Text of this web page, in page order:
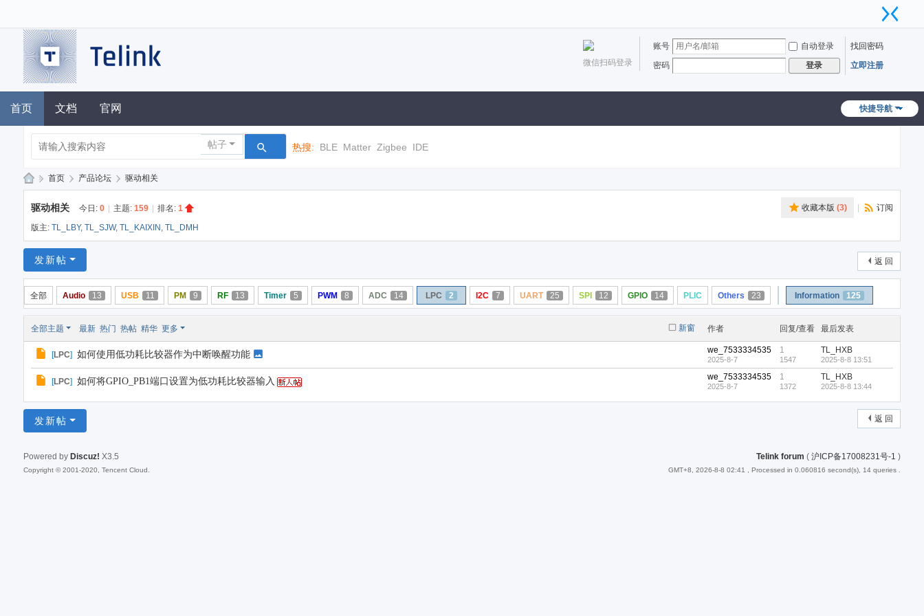
账号 自动登录
找回密码
密码
登录 立即注册
微信扫码登录
快捷导航
首页 文档 官网
帖子 热搜: BLE Matter Zigbee IDE
论
坛
» 首页 › 产品论坛 › 驱动相关
收藏本版(3) 订阅
驱动相关 今日: 0 主题: 159 排名: 1
版主: TL_LBY, TL_SJW, TL_KAIXIN , TL_DMH
返 回
发新帖
全部 Audio 13 USB 11 PM 9 RF 13 Timer 5 PWM 8 ADC 14 LPC 2 I2C 7 UART 25 SPI 12 GPIO 14 PLIC Others 23 Information 125
新窗
全部主题 最新 热门 热帖 精华 更多 作者 回复/查看 最后发表
[LPC] 如何使用低功耗比较器作为中断唤醒功能 we_7533334535
2025-8-7
1
1547
TL_HXB
2025-8-8 13:51
[LPC] 如何将GPIO_PB1端口设置为低功耗比较器输入 we_7533334535
2025-8-7
1
1372
TL_HXB
2025-8-8 13:44
返 回
发新帖
Telink forum (沪ICP备17008231号-1)
GMT+8, 2026-8-8 02:41 , Processed in 0.060816 second(s), 14 queries .
Powered by Discuz! X3.5
Copyright © 2001-2020, Tencent Cloud.